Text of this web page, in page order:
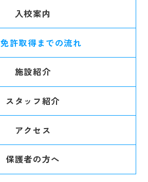
入校案内
免許取得までの流れ
施設紹介
スタッフ紹介
アクセス
保護者の方へ